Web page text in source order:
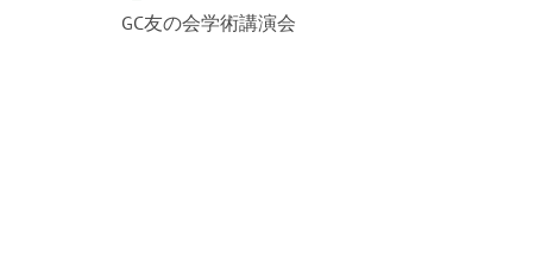
GC友の会学術講演会